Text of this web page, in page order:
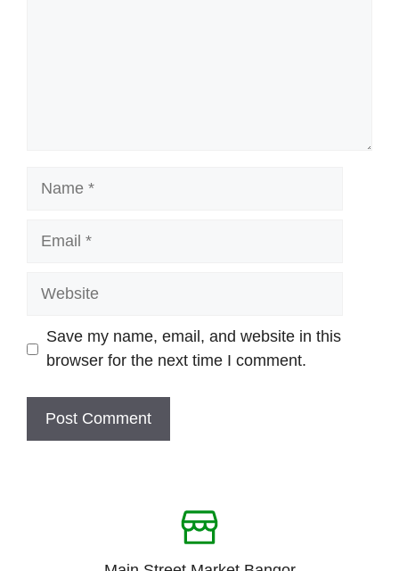
Website
Save my name, email, and website in this
browser for the next time I comment.